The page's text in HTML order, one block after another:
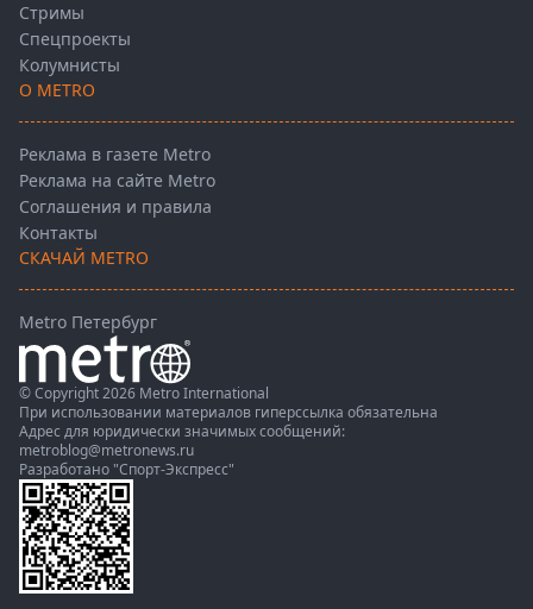
Стримы
Спецпроекты
Колумнисты
О METRO
Реклама в газете Metro
Реклама на сайте Metro
Соглашения и правила
Контакты
СКАЧАЙ METRO
Metro Петербург
© Copyright 2026 Metro International
При использовании материалов гиперссылка обязательна
Адрес для юридически значимых сообщений:
metroblog@metronews.ru
Разработано "Спорт-Экспресс"